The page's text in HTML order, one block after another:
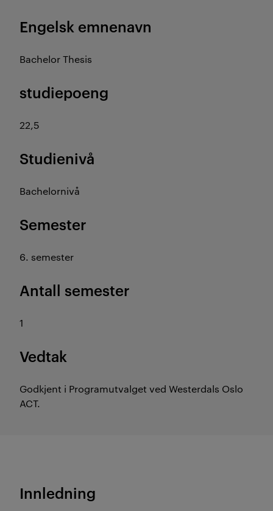
Engelsk emnenavn
Bachelor Thesis
studiepoeng
22,5
Studienivå
Bachelornivå
Semester
6. semester
Antall semester
1
Vedtak
Godkjent i Programutvalget ved Westerdals Oslo
ACT.
Innledning